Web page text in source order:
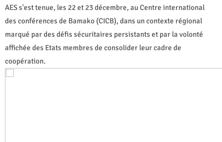
AES s'est tenue, les 22 et 23 décembre, au Centre international
des conférences de Bamako (CICB), dans un contexte régional
marqué par des défis sécuritaires persistants et par la volonté
affichée des Etats membres de consolider leur cadre de
coopération.